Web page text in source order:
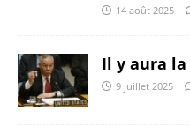
14 août 2025
Il y aura
9 juillet 2025